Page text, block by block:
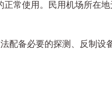
常使用。民用机场所在地
配备必要的探测、反制设